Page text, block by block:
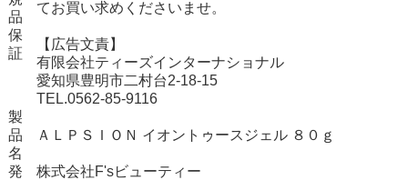
品
保
証
てお買い求めくださいませ。
【広告文責】
有限会社ティーズインターナショナル
愛知県豊明市二村台2-18-15
TEL.0562-85-9116
製
品
名
ＡＬＰＳＩＯＮ イオントゥースジェル ８０ｇ
発
株式会社F'sビューティー